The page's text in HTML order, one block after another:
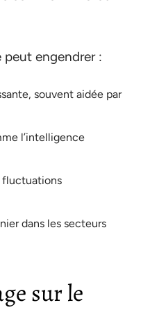
peut engendrer :
souvent aidée par
l’intelligence
fluctuations
dans les secteurs
sur le